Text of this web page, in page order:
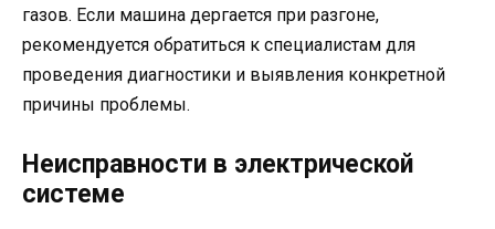
газов. Если машина дергается при разгоне,
рекомендуется обратиться к специалистам для
проведения диагностики и выявления конкретной
причины проблемы.
Неисправности в электрической
системе